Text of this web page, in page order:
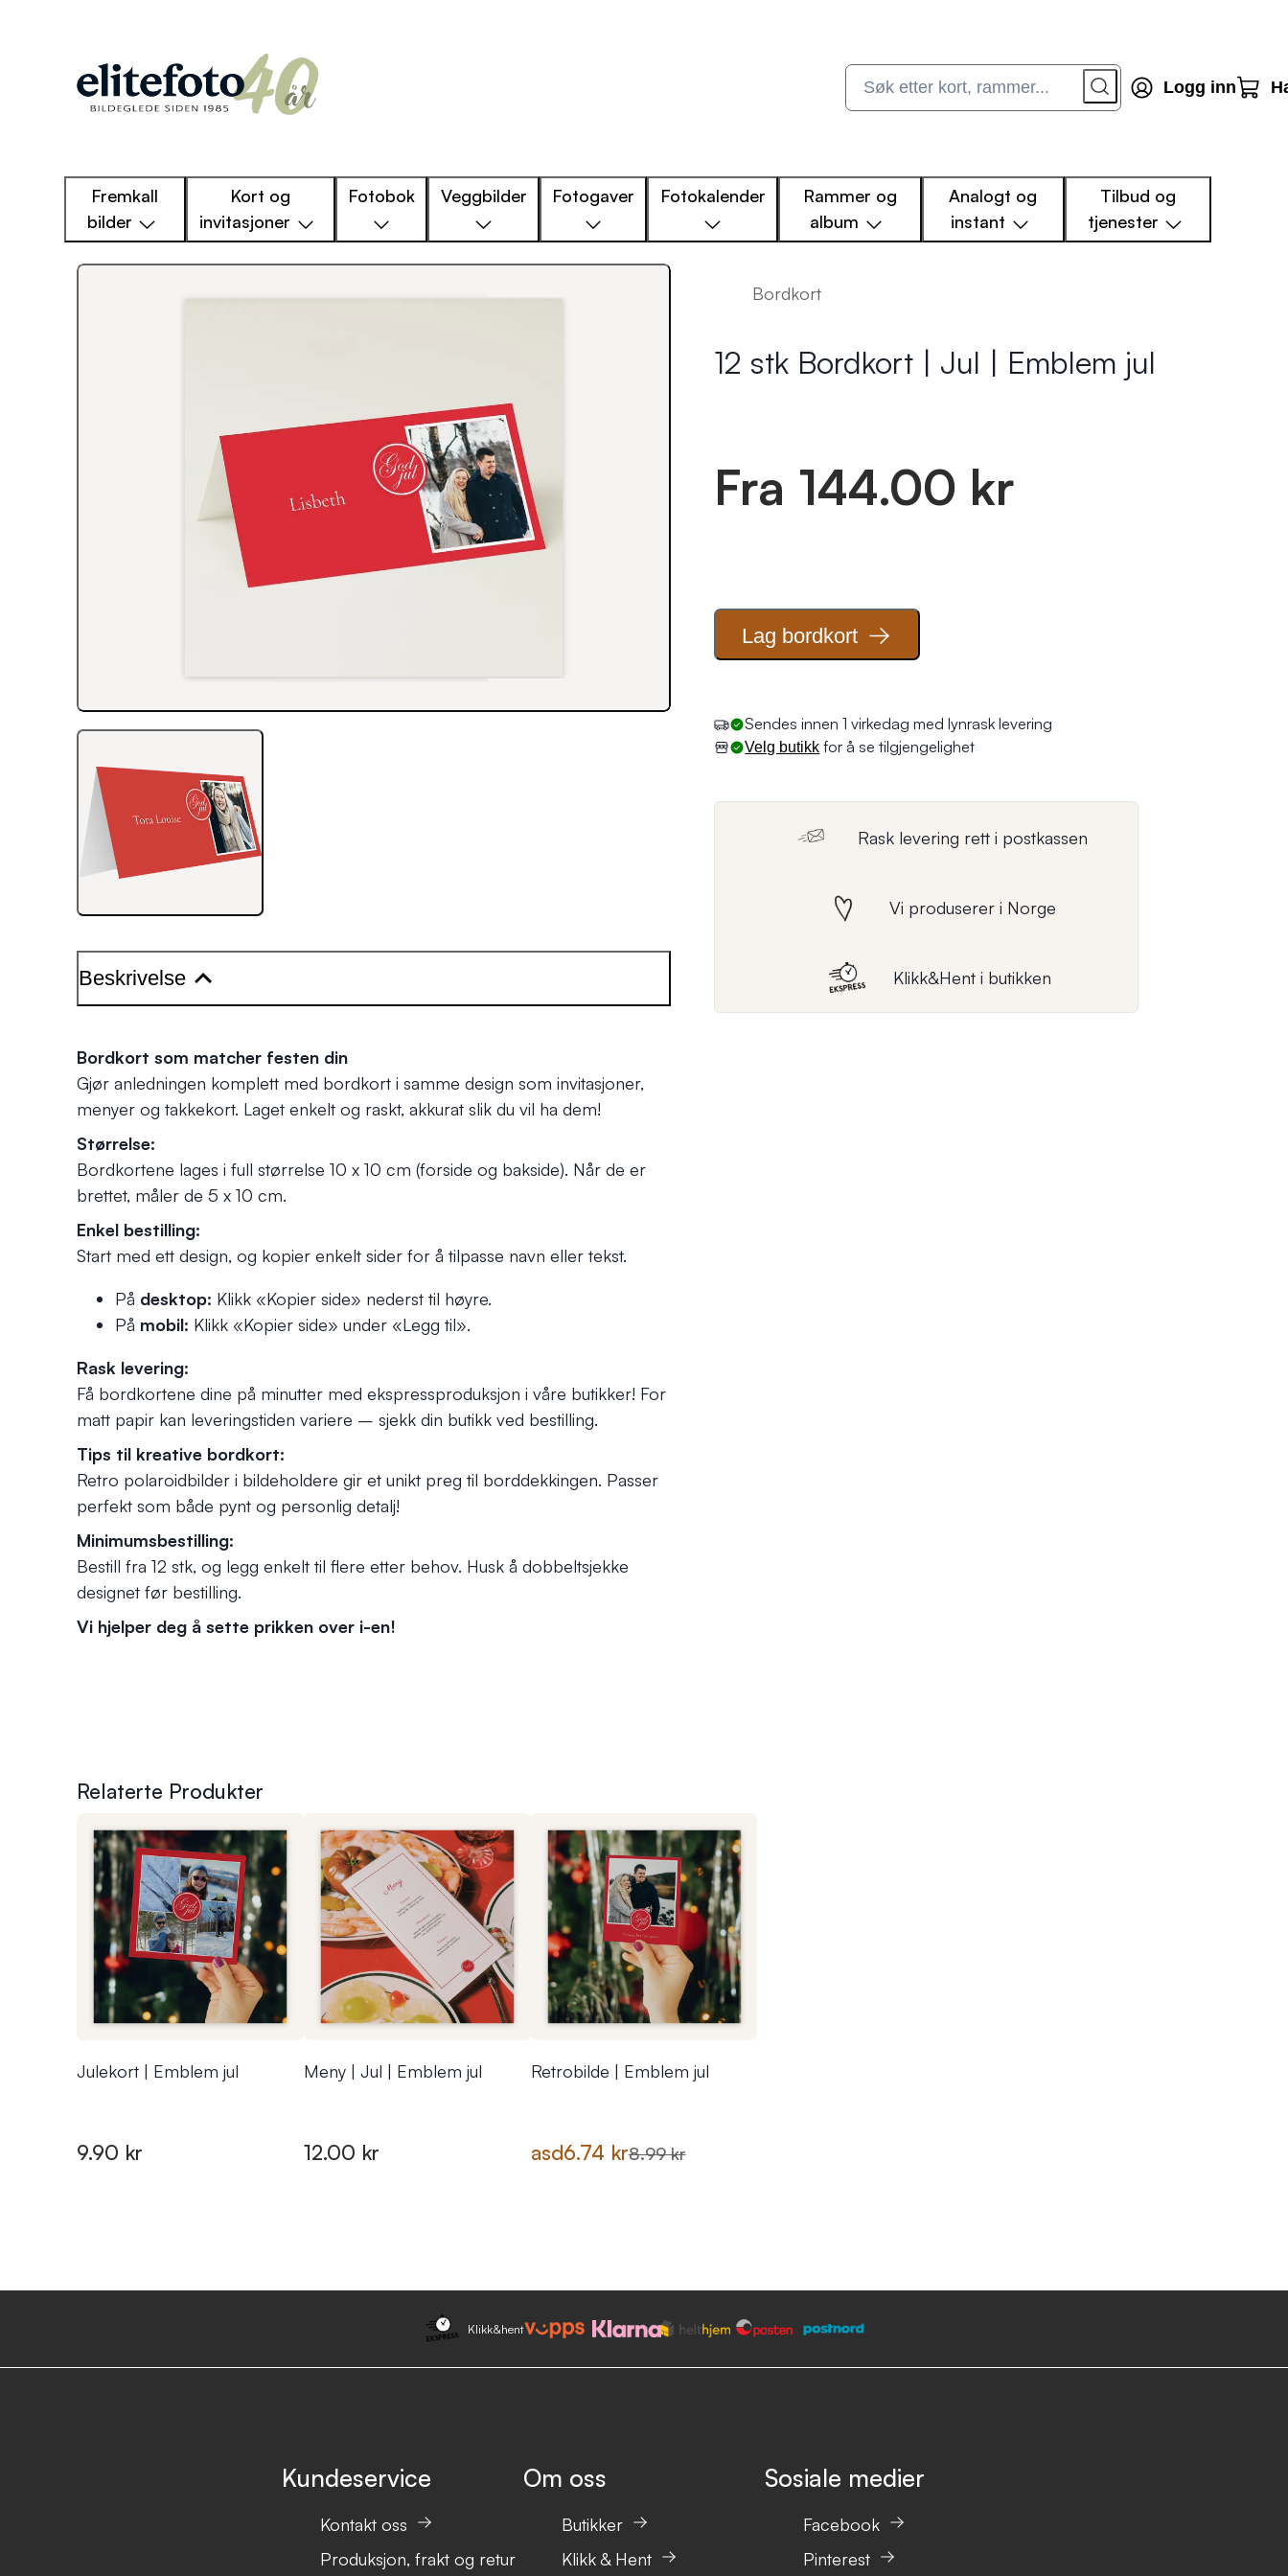
Logg inn
Fremkall
bilder
Kort og
invitasjoner
Fotobok Veggbilder Fotogaver Fotokalender
Rammer og
album
Analogt og
instant
Tilbud og
tjenester
Beskrivelse
Bordkort som matcher festen din
Gjør anledningen komplett med bordkort i samme design som invitasjoner,
menyer og takkekort. Laget enkelt og raskt, akkurat slik du vil ha dem!
Størrelse:
Bordkortene lages i full størrelse 10 x 10 cm (forside og bakside). Når de er
brettet, måler de 5 x 10 cm.
Enkel bestilling:
Start med ett design, og kopier enkelt sider for å tilpasse navn eller tekst.
På desktop: Klikk «Kopier side» nederst til høyre.
På mobil: Klikk «Kopier side» under «Legg til».
Rask levering:
Få bordkortene dine på minutter med ekspressproduksjon i våre butikker! For
matt papir kan leveringstiden variere – sjekk din butikk ved bestilling.
Tips til kreative bordkort:
Retro polaroidbilder i bildeholdere gir et unikt preg til borddekkingen. Passer
perfekt som både pynt og personlig detalj!
Minimumsbestilling:
Bestill fra 12 stk, og legg enkelt til flere etter behov. Husk å dobbeltsjekke
designet før bestilling.
Vi hjelper deg å sette prikken over i-en!
Bordkort
12 stk Bordkort | Jul | Emblem jul
Fra 144.00 kr
Lag bordkort
Velg butikk for å se tilgjengelighet
Rask levering rett i postkassen
Vi produserer i Norge
Klikk&Hent i butikken
Relaterte Produkter
Julekort | Emblem jul
9.90 kr
Meny | Jul | Emblem jul
12.00 kr
Retrobilde | Emblem jul
asd6.74 kr8.99 kr
Klikk&hent
Kundeservice
Kontakt oss
Produksjon, frakt og retur
Om oss
Butikker
Klikk & Hent
Sosiale medier
Facebook
Pinterest